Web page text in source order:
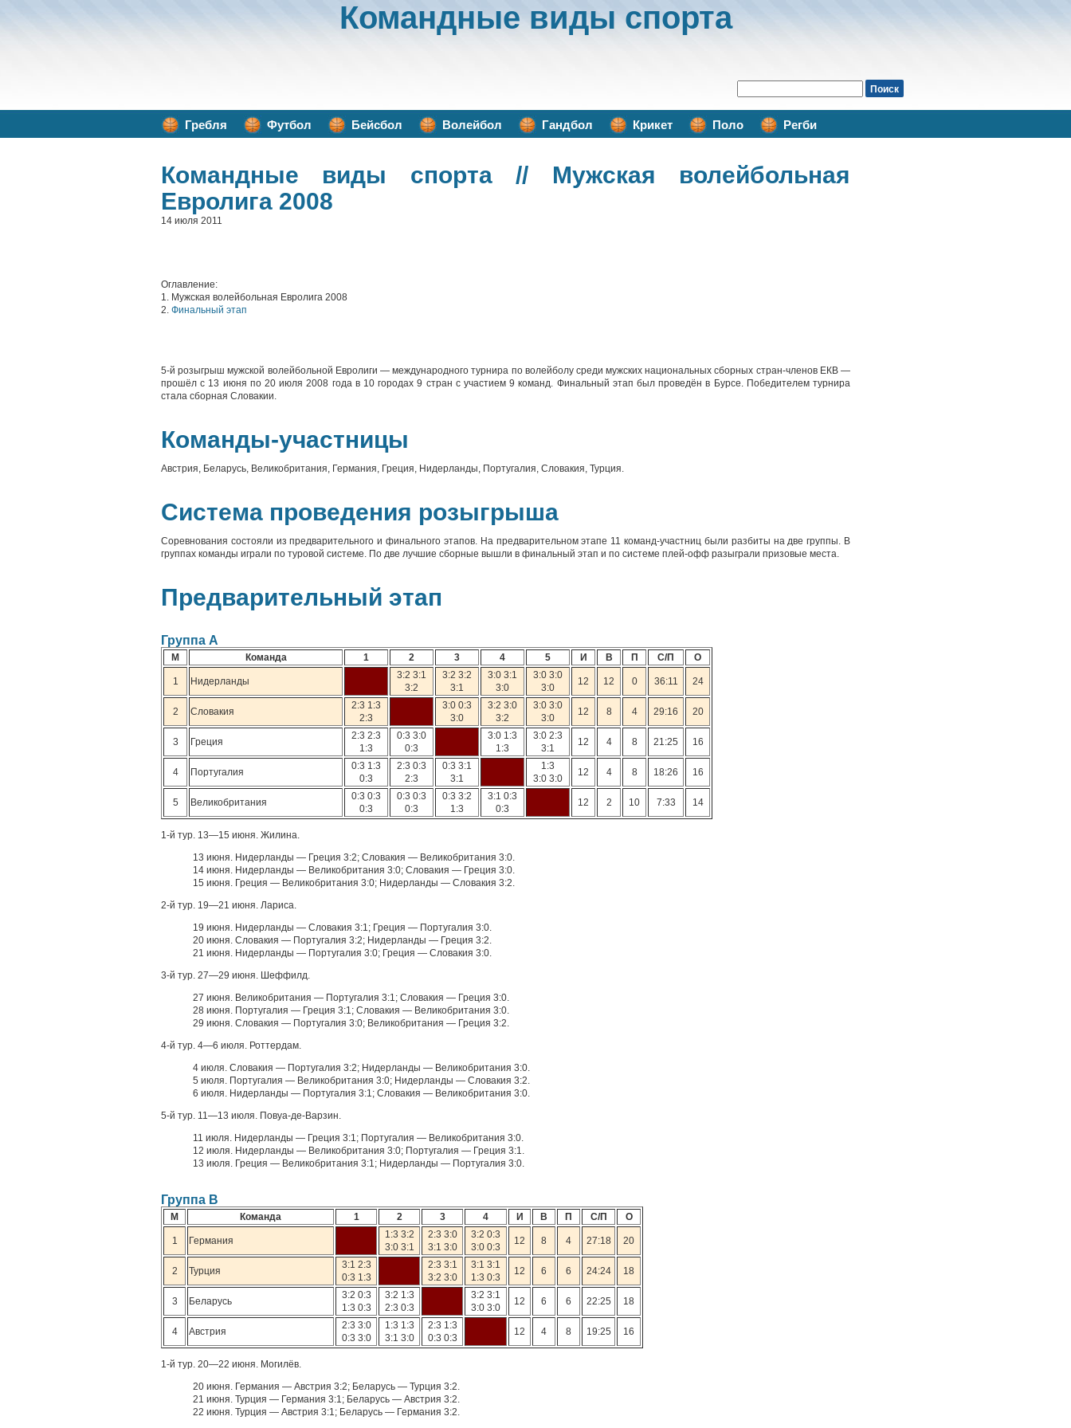
Командные виды спорта
Гребля Футбол Бейсбол Волейбол Гандбол Крикет Поло Регби
Командные виды спорта// Мужская волейбольная
Евролига 2008
14 июля 2011
Оглавление:
1. Мужская волейбольная Евролига 2008
2. Финальный этап
5-й розыгрыш мужской волейбольной Евролиги — международного турнира по волейболу среди мужских национальных сборных стран-членов ЕКВ —
прошёл с 13 июня по 20 июля 2008 года в 10 городах 9 стран с участием 9 команд. Финальный этап был проведён в Бурсе. Победителем турнира
стала сборная Словакии.
Команды-участницы
Австрия, Беларусь, Великобритания, Германия, Греция, Нидерланды, Португалия, Словакия, Турция.
Система проведения розыгрыша
Соревнования состояли из предварительного и финального этапов. На предварительном этапе 11 команд-участниц были разбиты на две группы. В
группах команды играли по туровой системе. По две лучшие сборные вышли в финальный этап и по системе плей-офф разыграли призовые места.
Предварительный этап
Группа А
М Команда 1 2 3 4 5 И В П С/П О
1 Нидерланды
3:2 3:1
3:2
3:2 3:2
3:1
3:0 3:1
3:0
3:0 3:0
3:0
12 12 0 36:11 24
2 Словакия
2:3 1:3
2:3
3:0 0:3
3:0
3:2 3:0
3:2
3:0 3:0
3:0
12 8 4 29:16 20
3 Греция
2:3 2:3
1:3
0:3 3:0
0:3
3:0 1:3
1:3
3:0 2:3
3:1
12 4 8 21:25 16
4 Португалия
0:3 1:3
0:3
2:3 0:3
2:3
0:3 3:1
3:1
1:3
3:0 3:0
12 4 8 18:26 16
5 Великобритания
0:3 0:3
0:3
0:3 0:3
0:3
0:3 3:2
1:3
3:1 0:3
0:3
12 2 10 7:33 14
1-й тур. 13—15 июня. Жилина.
13 июня. Нидерланды — Греция 3:2; Словакия — Великобритания 3:0.
14 июня. Нидерланды — Великобритания 3:0; Словакия — Греция 3:0.
15 июня. Греция — Великобритания 3:0; Нидерланды — Словакия 3:2.
2-й тур. 19—21 июня. Лариса.
19 июня. Нидерланды — Словакия 3:1; Греция — Португалия 3:0.
20 июня. Словакия — Португалия 3:2; Нидерланды — Греция 3:2.
21 июня. Нидерланды — Португалия 3:0; Греция — Словакия 3:0.
3-й тур. 27—29 июня. Шеффилд.
27 июня. Великобритания — Португалия 3:1; Словакия — Греция 3:0.
28 июня. Португалия — Греция 3:1; Словакия — Великобритания 3:0.
29 июня. Словакия — Португалия 3:0; Великобритания — Греция 3:2.
4-й тур. 4—6 июля. Роттердам.
4 июля. Словакия — Португалия 3:2; Нидерланды — Великобритания 3:0.
5 июля. Португалия — Великобритания 3:0; Нидерланды — Словакия 3:2.
6 июля. Нидерланды — Португалия 3:1; Словакия — Великобритания 3:0.
5-й тур. 11—13 июля. Повуа-де-Варзин.
11 июля. Нидерланды — Греция 3:1; Португалия — Великобритания 3:0.
12 июля. Нидерланды — Великобритания 3:0; Португалия — Греция 3:1.
13 июля. Греция — Великобритания 3:1; Нидерланды — Португалия 3:0.
Группа В
М Команда 1 2 3 4 И В П С/П О
1 Германия
1:3 3:2
3:0 3:1
2:3 3:0
3:1 3:0
3:2 0:3
3:0 0:3
12 8 4 27:18 20
2 Турция
3:1 2:3
0:3 1:3
2:3 3:1
3:2 3:0
3:1 3:1
1:3 0:3
12 6 6 24:24 18
3 Беларусь
3:2 0:3
1:3 0:3
3:2 1:3
2:3 0:3
3:2 3:1
3:0 3:0
12 6 6 22:25 18
4 Австрия
2:3 3:0
0:3 3:0
1:3 1:3
3:1 3:0
2:3 1:3
0:3 0:3
12 4 8 19:25 16
1-й тур. 20—22 июня. Могилёв.
20 июня. Германия — Австрия 3:2; Беларусь — Турция 3:2.
21 июня. Турция — Германия 3:1; Беларусь — Австрия 3:2.
22 июня. Турция — Австрия 3:1; Беларусь — Германия 3:2.